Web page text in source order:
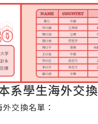
系學生海外交換
交換名單：